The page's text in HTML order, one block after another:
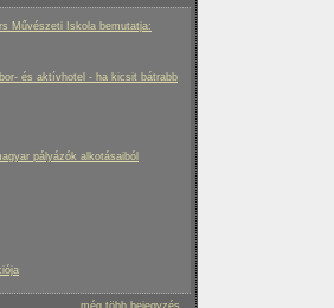
Művészeti Iskola bemutatja:
és aktívhotel - ha kicsit bátrabb
pályázók alkotásaiból
még több bejegyzés...